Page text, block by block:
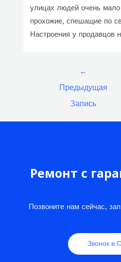
улицах людей очень
прохожие, спешащие по
Настроения у продавцов
←
Предыдущая
Запись
Ремонт с
Позвоните нам сейчас,
Звонок в